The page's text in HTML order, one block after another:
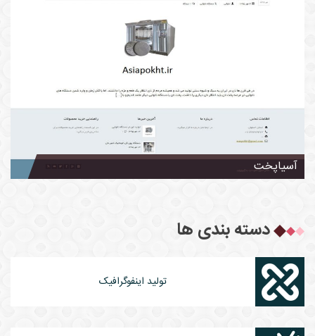
آسیاپخت
دسته بندی ها
تولید اینفوگرافیک